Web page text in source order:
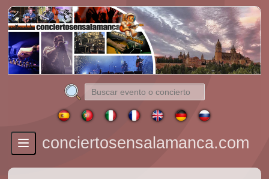
Toggle
navigationconciertosensalamanca.com